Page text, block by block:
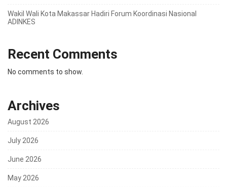
Wakil Wali Kota Makassar Hadiri Forum Koordinasi Nasional
ADINKES
Recent Comments
No comments to show.
Archives
August 2026
July 2026
June 2026
May 2026